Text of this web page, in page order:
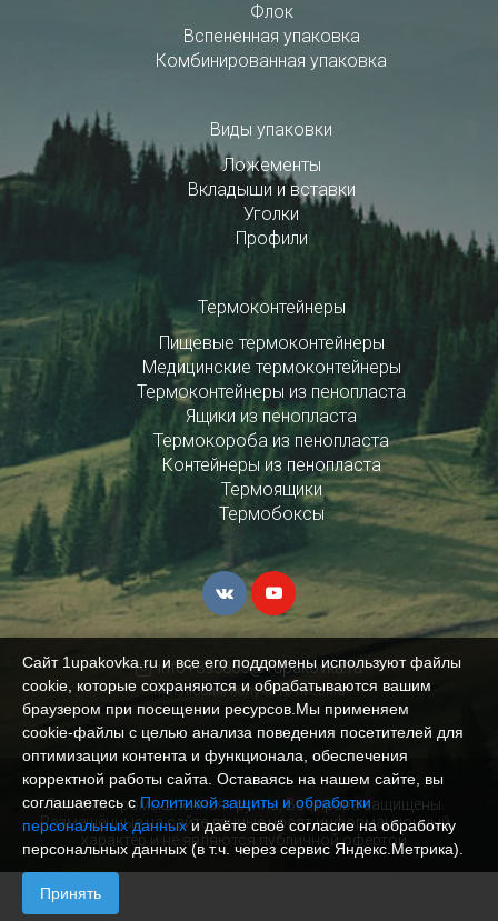
Флок
Вспененная упаковка
Комбинированная упаковка
Виды упаковки
Ложементы
Вкладыши и вставки
Уголки
Профили
Термоконтейнеры
Пищевые термоконтейнеры
Медицинские термоконтейнеры
Термоконтейнеры из пенопласта
Ящики из пенопласта
Термокороба из пенопласта
Контейнеры из пенопласта
Термоящики
Термобоксы
info+393865@1upakovka.ru
Мы любим получать письма
Система промышленная группа, Все права защищены.
Размещённые на сайте данные носят информационный
характер и не являются публичной офертой.
Сайт 1upakovka.ru и все его поддомены используют файлы
cookie, которые сохраняются и обрабатываются вашим
браузером при посещении ресурсов.Мы применяем
cookie‑файлы с целью анализа поведения посетителей для
оптимизации контента и функционала, обеспечения
корректной работы сайта. Оставаясь на нашем сайте, вы
соглашаетесь сПолитикой защиты и обработки
персональных данныхи даёте своё согласие на обработку
персональных данных (в т.ч. через сервис Яндекс.Метрика).
Принять